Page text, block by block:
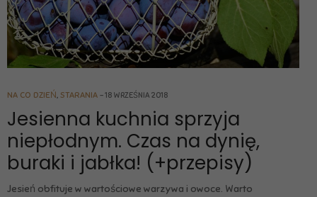
NA CO DZIEŃ STARANIA 18 WRZEŚNIA 2018
Jesienna kuchnia sprzyja
niepłodnym. Czas na dynię,
buraki i jabłka! (+przepisy)
Jesień obfituje w wartościowe warzywa i owoce. Warto